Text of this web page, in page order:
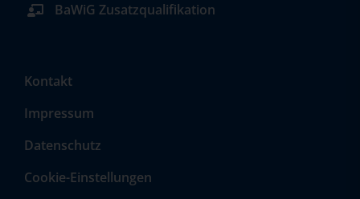
BaWiG Zusatzqualifikation
Kontakt
Impressum
Datenschutz
Cookie-Einstellungen